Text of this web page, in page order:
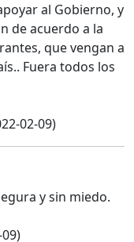
al Gobierno, y
de acuerdo a la
que vengan a
Fuera todos los
02-09)
y sin miedo.